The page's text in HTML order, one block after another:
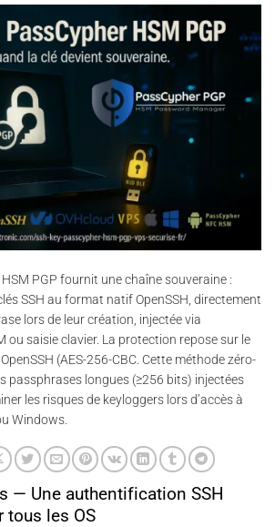
PGP fournit une chaîne souveraine :
SSH au format natif OpenSSH, directement
lors de leur création, injectée via
ou saisie clavier. La protection repose sur le
(AES-256-CBC. Cette méthode zéro-
passphrases longues (≥256 bits) injectées
les risques de keyloggers lors d’accès à
Windows.
— Une authentification SSH
tous les OS